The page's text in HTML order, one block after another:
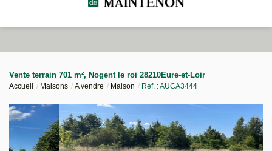
Louer
Vendre
Vente terrain 701 m², Nogent le roi 28210Eure-et-Loir
Accueil Maisons A vendre Maison Ref. : AUCA3444